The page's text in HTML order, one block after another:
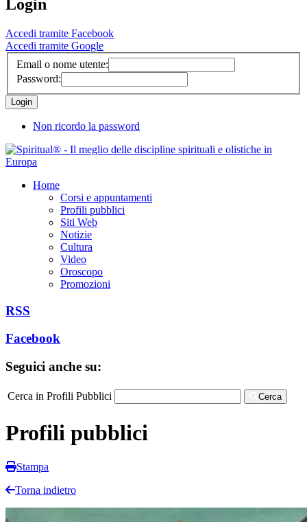
Login
Accedi tramite Facebook
Accedi tramite Google
Email o nome utente:
Password:
Non ricordo la password
Home
Corsi e appuntamenti
Profili pubblici
Siti Web
Notizie
Cultura
Video
Oroscopo
Promozioni
RSS
Facebook
Seguici anche su:
Cerca in Profili Pubblici Cerca
Profili pubblici
Stampa
Torna indietro